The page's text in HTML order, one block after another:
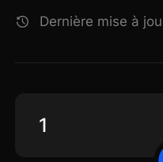
Dernière mise à